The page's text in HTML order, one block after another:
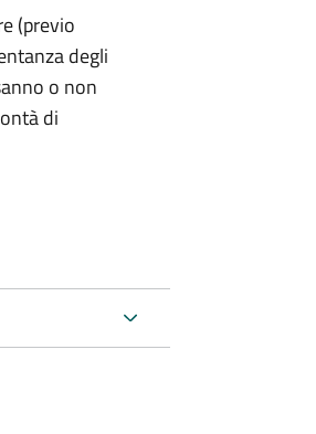
(previo
degli
o non
di